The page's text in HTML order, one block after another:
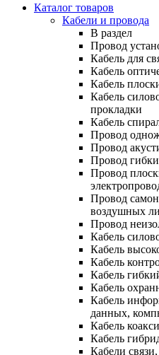
Каталог товаров
Кабели и провода
В раздел
Провод
Кабель для
Кабель
Кабель
Кабель
прокладки
Кабель
Провод
Провод
Провод
Провод
Провод
воздушных
Провод
Кабель
Кабель
Кабель
Кабель
Кабель
Кабель
данных,
Кабель
Кабель
Кабели